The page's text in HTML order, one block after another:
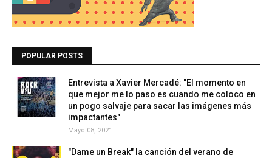
POPULAR POSTS
Entrevista a Xavier Mercadé: "El momento en
que mejor me lo paso es cuando me coloco en
un pogo salvaje para sacar las imágenes más
impactantes"
Mayo 08, 2021
"Dame un Break" la canción del verano de